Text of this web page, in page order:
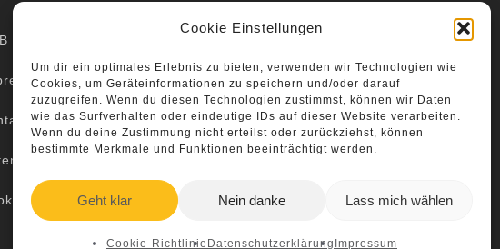
Cookie Einstellungen
Um dir ein optimales Erlebnis zu bieten, verwenden wir Technologien wie
Cookies, um Geräteinformationen zu speichern und/oder darauf
zuzugreifen. Wenn du diesen Technologien zustimmst, können wir Daten
wie das Surfverhalten oder eindeutige IDs auf dieser Website verarbeiten.
Wenn du deine Zustimmung nicht erteilst oder zurückziehst, können
bestimmte Merkmale und Funktionen beeinträchtigt werden.
Geht klar Nein danke Lass mich wählen
Cookie-Richtlinie Datenschutzerklärung Impressum
Policy (EU)